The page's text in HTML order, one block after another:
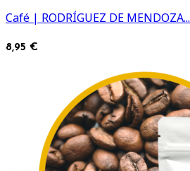
Café | RODRÍGUEZ DE MENDOZA...
8,95 €